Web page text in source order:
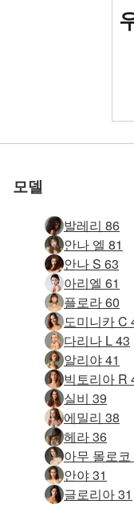
모델
발레리 86
안나 엘 81
안나 S 63
아리엘 61
플로라 60
도미니카 C
다리나 L 43
알리야 41
빅토리아 R
실비 39
에밀리 38
헤라 36
아무 몰로
안야 31
글로리아 31